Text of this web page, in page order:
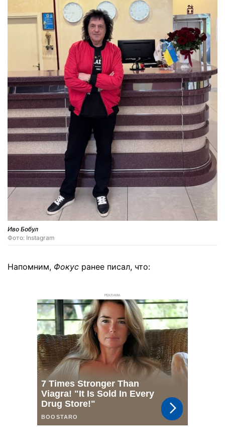
Иво Бобул
Фото: Instagram
Напомним, Фокус ранее писал, что:
РЕКЛАМА